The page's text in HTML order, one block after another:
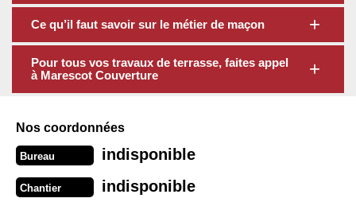
Ce qu’il faut savoir sur le métier de maçon
Pour tous vos travaux de terrasse, faites appel
à Marescot Couverture
Nos coordonnées
Bureau indisponible
Chantier indisponible